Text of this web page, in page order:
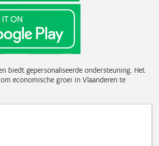
biedt gepersonaliseerde ondersteuning. Het
economische groei in Vlaanderen te